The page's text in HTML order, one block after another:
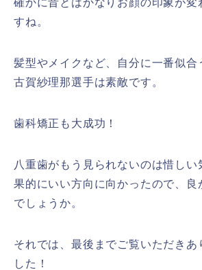
すね。
髪型やメイクなど、自分に一番似合
古賀紗理那選手は素敵です。
歯科矯正も大成功！
八重歯がもう見られないのは惜しい
果的にいい方向に向かったので、良
でしょうか。
それでは、最後までご覧いただきあ
した！